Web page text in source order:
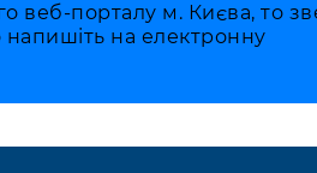
порталу м. Києва, то
напишіть на електронну